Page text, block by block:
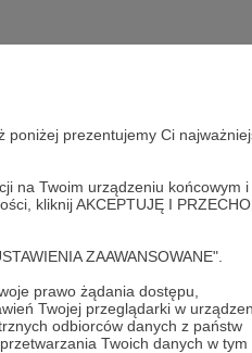
poniżej prezentujemy Ci
na Twoim urządzeniu końcowym i
kliknij AKCEPTUJĘ I
ZAAWANSOWANE".
prawo żądania dostępu,
Twojej przeglądarki w
odbiorców danych z państw
Twoich danych w tym